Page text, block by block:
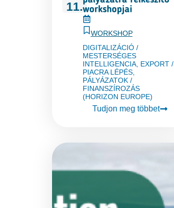
11.workshopjai
WORKSHOP
DIGITALIZÁCIÓ /
MESTERSÉGES
INTELLIGENCIA, EXPORT /
PIACRA LÉPÉS,
PÁLYÁZATOK /
FINANSZÍROZÁS
(HORIZON EUROPE)
Tudjon meg többet